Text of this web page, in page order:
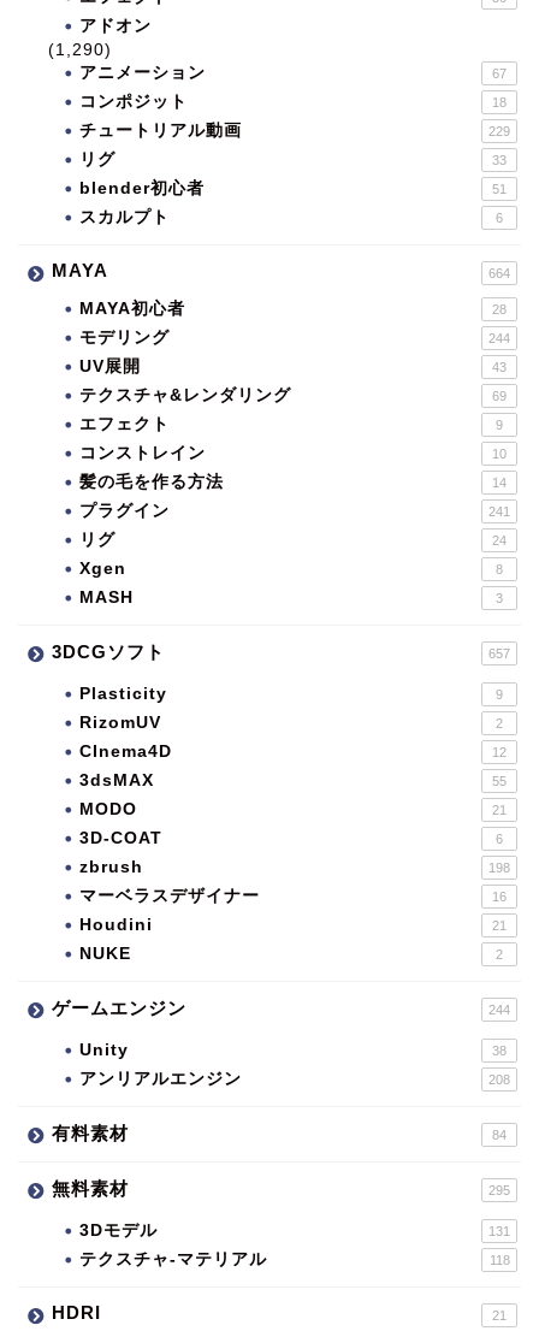
アドオン
(1,290)
アニメーション
67
コンポジット 18
チュートリアル動画 229
リグ 33
blender初心者 51
スカルプト 6
MAYA 664
MAYA初心者 28
モデリング 244
UV展開 43
テクスチャ&レンダリング 69
エフェクト 9
コンストレイン 10
髪の毛を作る方法 14
プラグイン 241
リグ 24
Xgen 8
MASH 3
3DCGソフト 657
Plasticity 9
RizomUV 2
CInema4D 12
3dsMAX 55
MODO 21
3D-COAT 6
zbrush 198
マーベラスデザイナー 16
Houdini 21
NUKE 2
ゲームエンジン 244
Unity 38
アンリアルエンジン 208
有料素材 84
無料素材 295
3Dモデル 131
テクスチャ-マテリアル 118
HDRI 21